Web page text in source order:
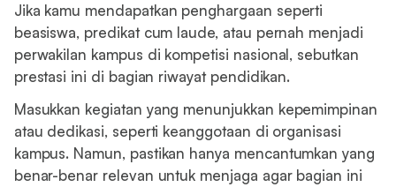
Jika kamu mendapatkan penghargaan seperti
beasiswa, predikat cum laude, atau pernah menjadi
perwakilan kampus di kompetisi nasional, sebutkan
prestasi ini di bagian riwayat pendidikan.
Masukkan kegiatan yang menunjukkan kepemimpinan
atau dedikasi, seperti keanggotaan di organisasi
kampus. Namun, pastikan hanya mencantumkan yang
benar-benar relevan untuk menjaga agar bagian ini